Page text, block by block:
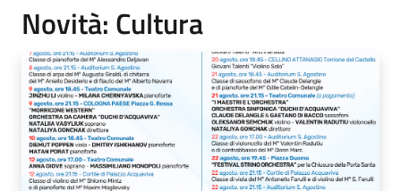
Novità: Cultura